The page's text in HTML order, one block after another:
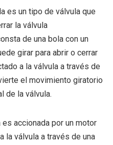
es un tipo de válvula que
la válvula
de una bola con un
girar para abrir o cerrar
a la válvula a través de
el movimiento giratorio
de la válvula.
accionada por un motor
la válvula a través de una